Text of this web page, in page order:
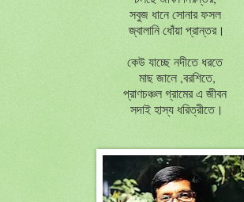
সবুজ ধানে সোনার ফসল
জ্বালানি ধোঁয়া প্রান্তর।
কেউ যাচ্ছে নদীতে ধরতে
মাছ জালে ,বরশিতে,
প্রাণচঞ্চল গ্রামের এ জীবন
সদাই হাস্য ধরিত্রীতে।